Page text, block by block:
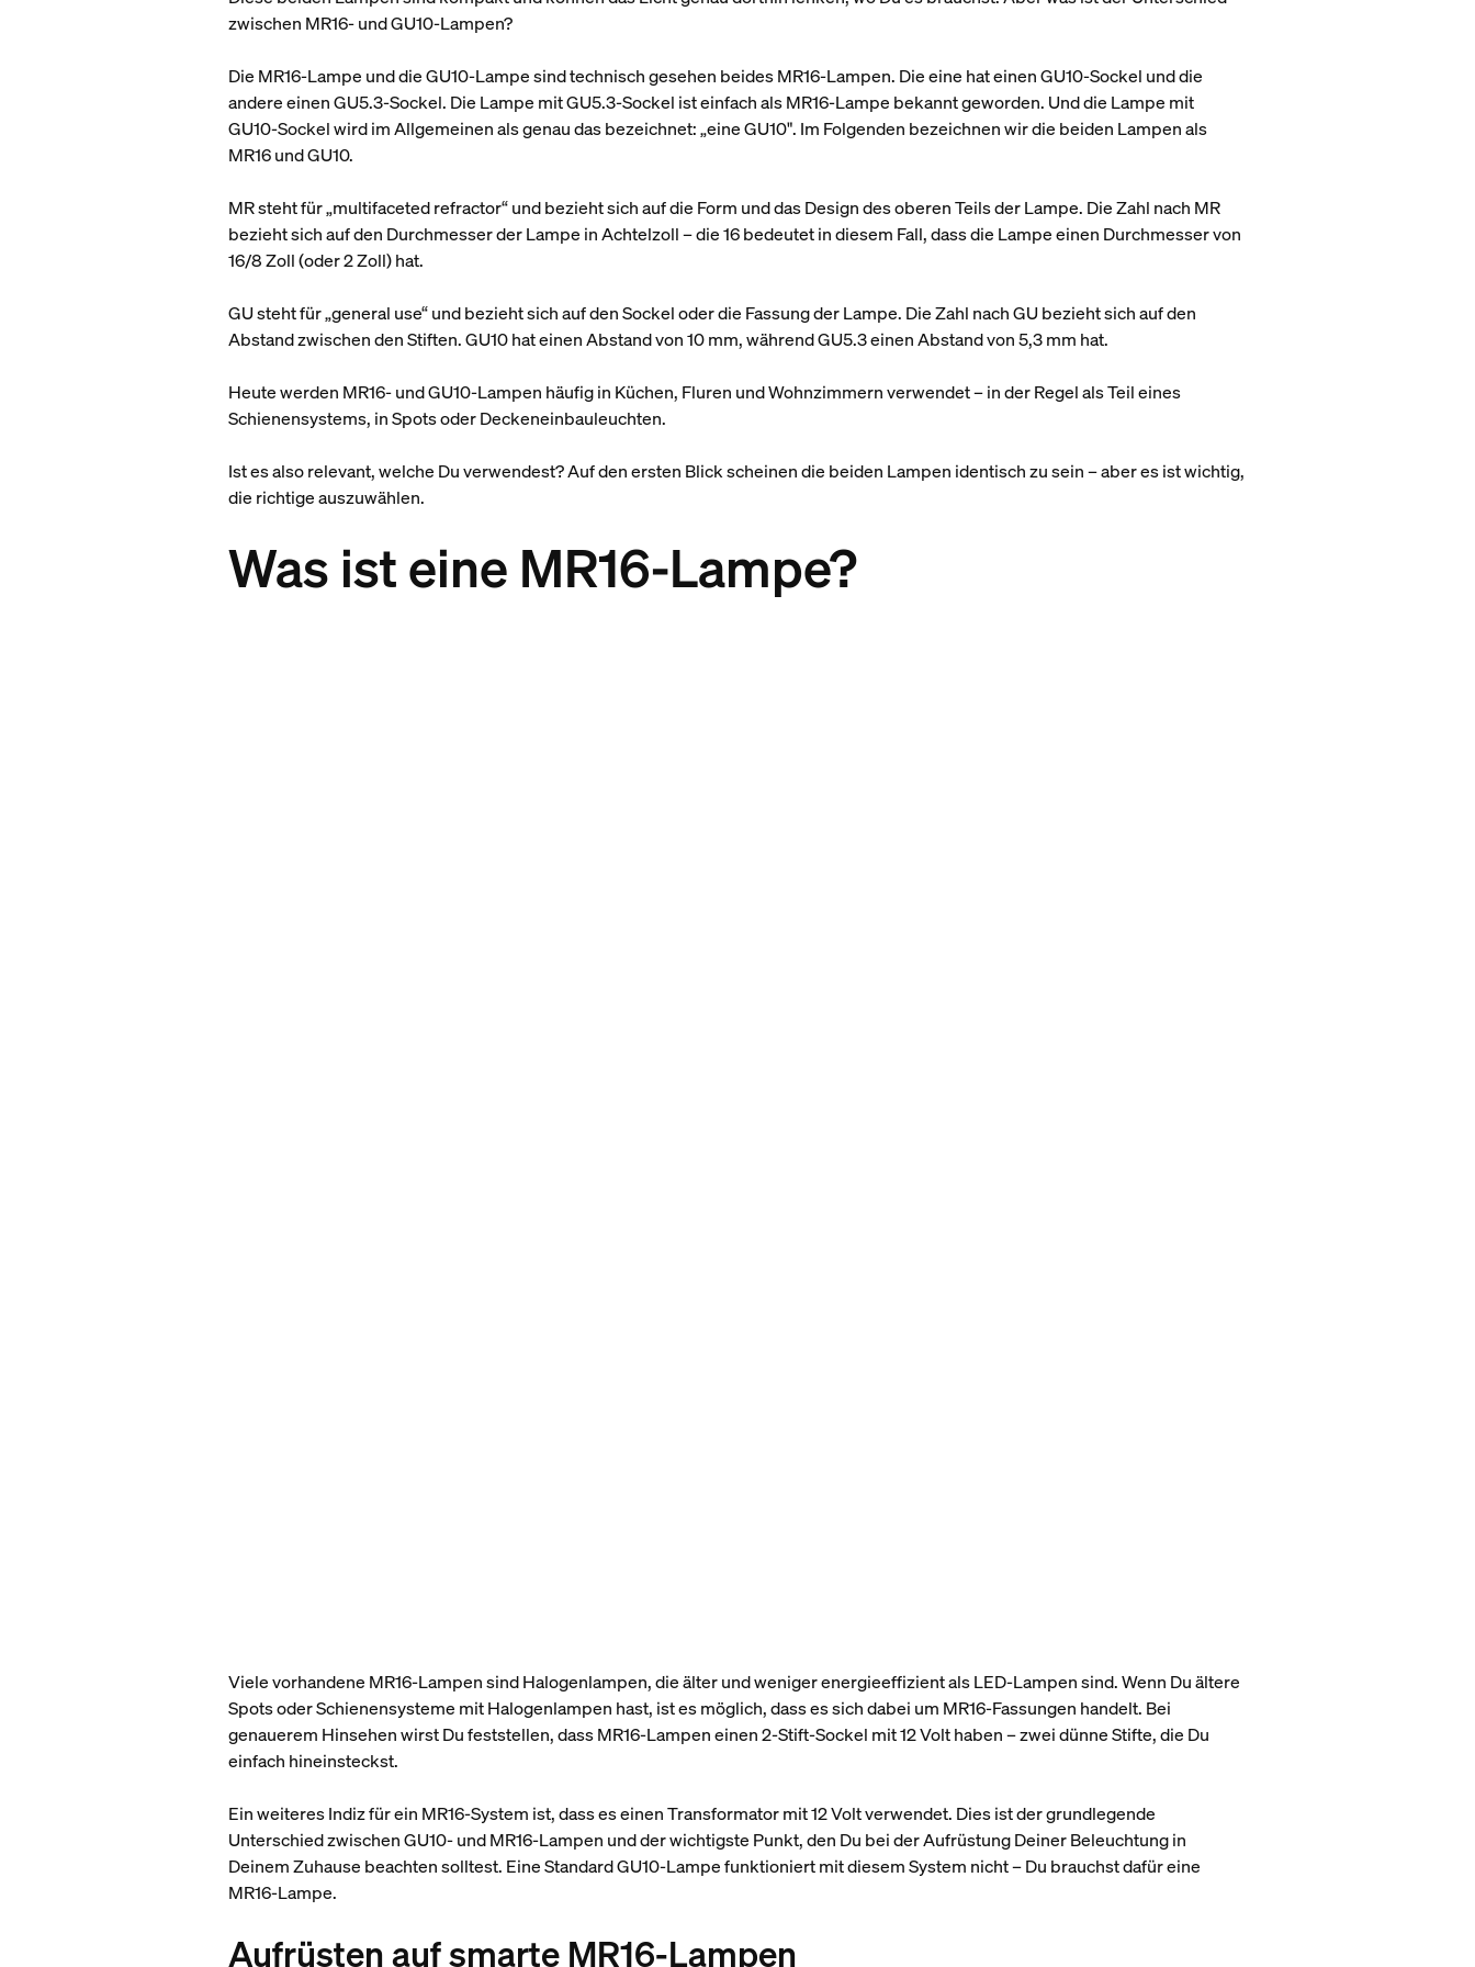
zwischen MR16- und GU10-Lampen?
Die MR16-Lampe und die GU10-Lampe sind technisch gesehen beides MR16-Lampen. Die eine hat einen GU10-Sockel und die
andere einen GU5.3-Sockel. Die Lampe mit GU5.3-Sockel ist einfach als MR16-Lampe bekannt geworden. Und die Lampe mit
GU10-Sockel wird im Allgemeinen als genau das bezeichnet: „eine GU10". Im Folgenden bezeichnen wir die beiden Lampen als
MR16 und GU10.
MR steht für „multifaceted refractor“ und bezieht sich auf die Form und das Design des oberen Teils der Lampe. Die Zahl nach MR
bezieht sich auf den Durchmesser der Lampe in Achtelzoll – die 16 bedeutet in diesem Fall, dass die Lampe einen Durchmesser von
16/8 Zoll (oder 2 Zoll) hat.
GU steht für „general use“ und bezieht sich auf den Sockel oder die Fassung der Lampe. Die Zahl nach GU bezieht sich auf den
Abstand zwischen den Stiften. GU10 hat einen Abstand von 10 mm, während GU5.3 einen Abstand von 5,3 mm hat.
Heute werden MR16- und GU10-Lampen häufig in Küchen, Fluren und Wohnzimmern verwendet – in der Regel als Teil eines
Schienensystems, in Spots oder Deckeneinbauleuchten.
Ist es also relevant, welche Du verwendest? Auf den ersten Blick scheinen die beiden Lampen identisch zu sein – aber es ist wichtig,
die richtige auszuwählen.
Was ist eine MR16-Lampe?
Viele vorhandene MR16-Lampen sind Halogenlampen, die älter und weniger energieeffizient als LED-Lampen sind. Wenn Du ältere
Spots oder Schienensysteme mit Halogenlampen hast, ist es möglich, dass es sich dabei um MR16-Fassungen handelt. Bei
genauerem Hinsehen wirst Du feststellen, dass MR16-Lampen einen 2-Stift-Sockel mit 12 Volt haben – zwei dünne Stifte, die Du
einfach hineinsteckst.
Ein weiteres Indiz für ein MR16-System ist, dass es einen Transformator mit 12 Volt verwendet. Dies ist der grundlegende
Unterschied zwischen GU10- und MR16-Lampen und der wichtigste Punkt, den Du bei der Aufrüstung Deiner Beleuchtung in
Deinem Zuhause beachten solltest. Eine Standard GU10-Lampe funktioniert mit diesem System nicht – Du brauchst dafür eine
MR16-Lampe.
Aufrüsten auf smarte MR16-Lampen